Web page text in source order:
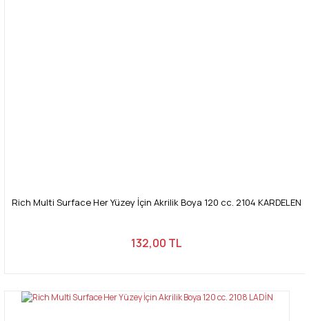
Rich Multi Surface Her Yüzey İçin Akrilik Boya 120 cc. 2104 KARDELEN
132,00 TL